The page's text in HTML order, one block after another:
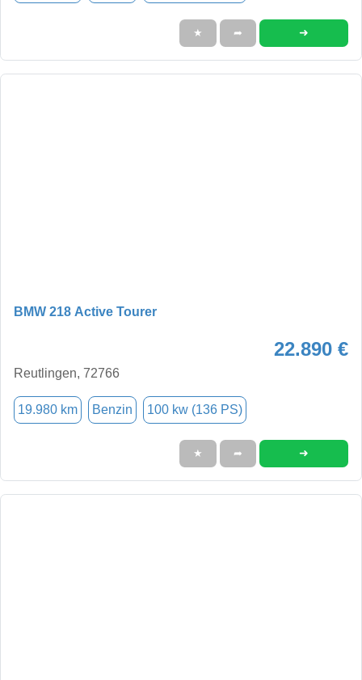
★ ➦ ➜
BMW 218 Active Tourer
22.890 €
Reutlingen, 72766
19.980 km Benzin 100 kw (136 PS)
★ ➦ ➜